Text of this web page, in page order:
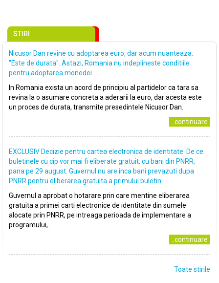
STIRI
Nicusor Dan revine cu adoptarea euro, dar acum nuanteaza:
"Este de durata". Astazi, Romania nu indeplineste conditiile
pentru adoptarea monedei
In Romania exista un acord de principiu al partidelor ca tara sa
revina la o asumare concreta a aderarii la euro, dar acesta este
un proces de durata, transmite presedintele Nicusor Dan.
..continuare
EXCLUSIV Decizie pentru cartea electronica de identitate. De ce
buletinele cu cip vor mai fi eliberate gratuit, cu bani din PNRR,
pana pe 29 august. Guvernul nu are inca bani prevazuti dupa
PNRR pentru eliberarea gratuita a primului buletin
Guvernul a aprobat o hotarare prin care mentine eliberarea
gratuita a primei carti electronice de identitate din sumele
alocate prin PNRR, pe intreaga perioada de implementare a
programului,..
..continuare
Toate stirile